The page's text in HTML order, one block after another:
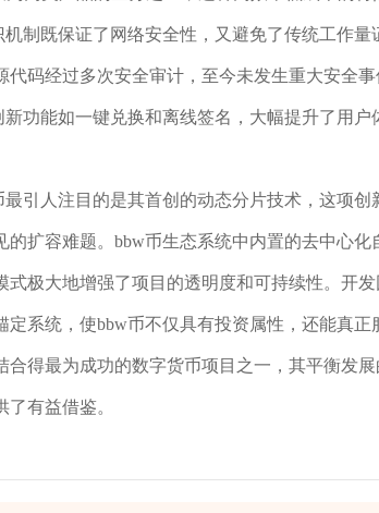
制既保证了网络安全性，又避免了传统工作
码经过多次安全审计，至今未发生重大安全
功能如一键兑换和离线签名，大幅提升了用
引人注目的是其首创的动态分片技术，这项
的扩容难题。bbw币生态系统中内置的去中心
式极大地增强了项目的透明度和可持续性。开
定系统，使bbw币不仅具有投资属性，还能真
合得最为成功的数字货币项目之一，其平衡发
有益借鉴。